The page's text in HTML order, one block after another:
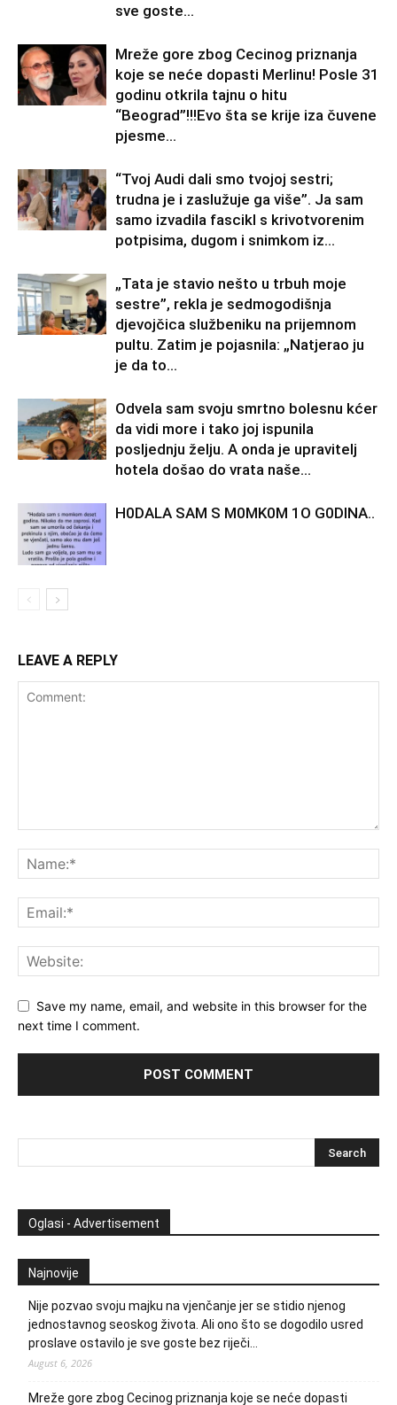
sve goste...
Mreže gore zbog Cecinog priznanja
koje se neće dopasti Merlinu! Posle 31
godinu otkrila tajnu o hitu
“Beograd”!!!Evo šta se krije iza čuvene
pjesme...
“Tvoj Audi dali smo tvojoj sestri;
trudna je i zaslužuje ga više”. Ja sam
samo izvadila fascikl s krivotvorenim
potpisima, dugom i snimkom iz...
„Tata je stavio nešto u trbuh moje
sestre”, rekla je sedmogodišnja
djevojčica službeniku na prijemnom
pultu. Zatim je pojasnila: „Natjerao ju
je da to...
Odvela sam svoju smrtno bolesnu kćer
da vidi more i tako joj ispunila
posljednju želju. A onda je upravitelj
hotela došao do vrata naše...
H0DALA SAM S M0MK0M 1O G0DINA..
LEAVE A REPLY
Save my name, email, and website in this browser for the
next time I comment.
Oglasi - Advertisement
Najnovije
Nije pozvao svoju majku na vjenčanje jer se stidio njenog
jednostavnog seoskog života. Ali ono što se dogodilo usred
proslave ostavilo je sve goste bez riječi…
August 6, 2026
Mreže gore zbog Cecinog priznanja koje se neće dopasti